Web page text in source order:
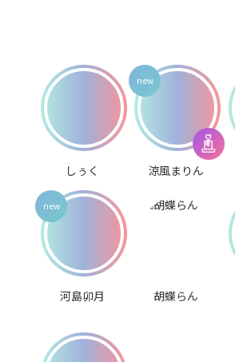
しぅく 涼風まりん
河島卯月 胡蝶らん